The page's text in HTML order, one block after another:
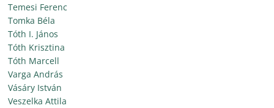
Temesi Ferenc
Tomka Béla
Tóth I. János
Tóth Krisztina
Tóth Marcell
Varga András
Vásáry István
Veszelka Attila